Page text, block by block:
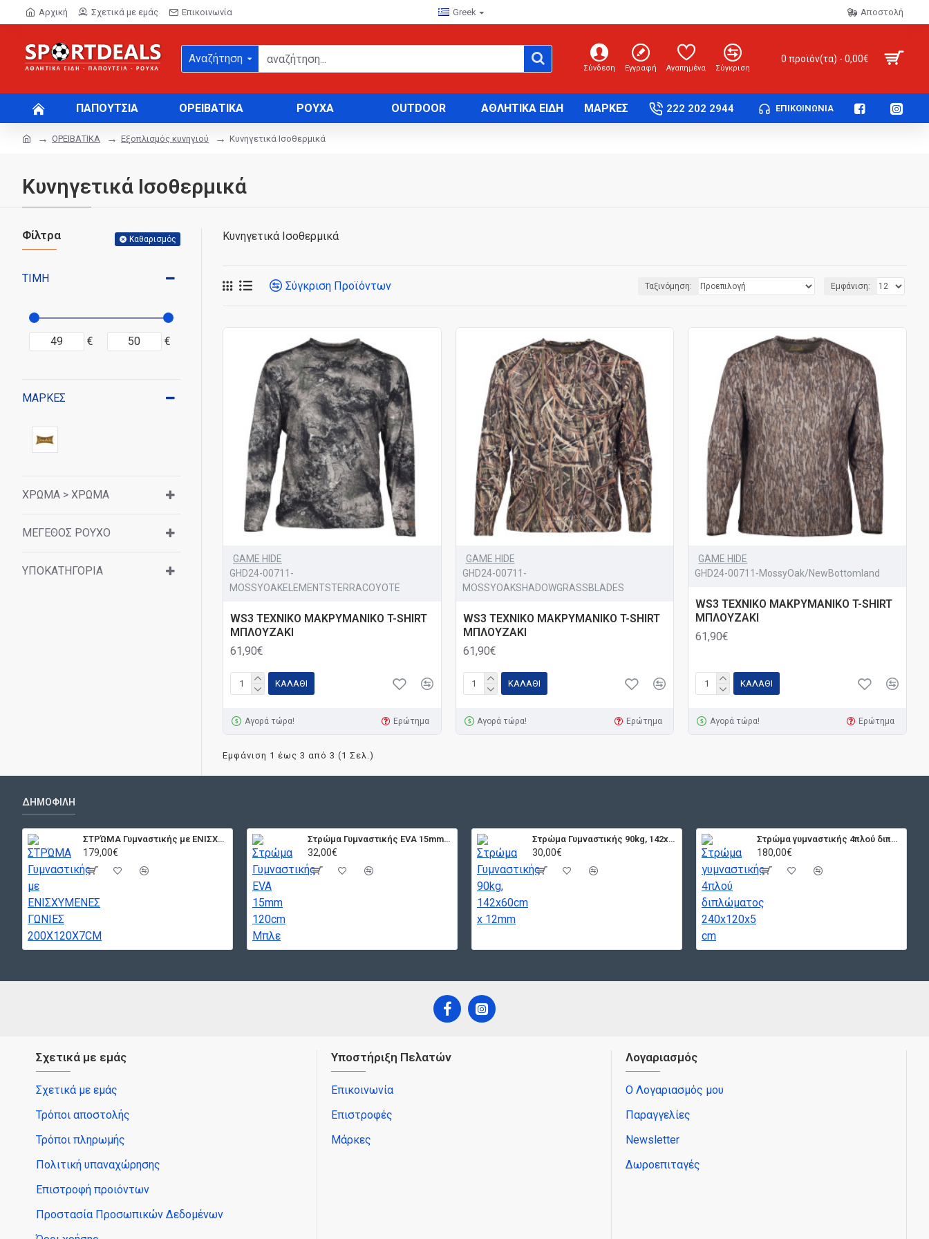
Αρχική Σχετικά με εμάς Επικοινωνία Greek Αποστολή
Αναζήτηση
Σύνδεση Εγγραφή Αγαπημένα Σύγκριση
0 προϊόν(τα) - 0,00€
ΠΑΠΟΥΤΣΙΑ ΟΡΕΙΒΑΤΙΚΑ ΡΟΥΧΑ OUTDOOR ΑΘΛΗΤΙΚΑ ΕΙΔΗ ΜΑΡΚΕΣ 222 202 2944 ΕΠΙΚΟΙΝΩΝΊΑ
ΟΡΕΙΒΑΤΙΚΑ Εξοπλισμός κυνηγιού Κυνηγετικά Ισοθερμικά
Κυνηγετικά Ισοθερμικά
Φίλτρα Καθαρισμός
ΤΙΜΉ
€ €
ΜΆΡΚΕΣ
ΧΡΏΜΑ > ΧΡΏΜΑ
ΜΈΓΕΘΟΣ ΡΟΎΧΟ
ΥΠΟΚΑΤΗΓΟΡΊΑ
Κυνηγετικά Ισοθερμικά
Σύγκριση Προϊόντων Ταξινόμηση: Εμφάνιση:
GAME HIDE
GHD24-00711-
MOSSYOAKELEMENTSTERRACOYOTE
WS3 ΤΕΧΝΙΚΟ ΜΑΚΡΥΜΑΝΙΚΟ T-SHIRT
ΜΠΛΟΥΖΑΚΙ
61,90€
ΚΑΛΆΘΙ
Αγορά τώρα! Ερώτημα
GAME HIDE
GHD24-00711-
MOSSYOAKSHADOWGRASSBLADES
WS3 ΤΕΧΝΙΚΟ ΜΑΚΡΥΜΑΝΙΚΟ T-SHIRT
ΜΠΛΟΥΖΑΚΙ
61,90€
ΚΑΛΆΘΙ
Αγορά τώρα! Ερώτημα
GAME HIDE
GHD24-00711-MossyOak/NewBottomland
WS3 ΤΕΧΝΙΚΟ ΜΑΚΡΥΜΑΝΙΚΟ T-SHIRT
ΜΠΛΟΥΖΑΚΙ
61,90€
ΚΑΛΆΘΙ
Αγορά τώρα! Ερώτημα
Εμφάνιση 1 έως 3 από 3 (1 Σελ.)
ΔΗΜΟΦΙΛΉ
ΣΤΡΏΜΑ Γυμναστικής με ΕΝΙΣΧΥΜΕΝΕΣ ΓΩΝΙΕΣ 200X120X7CM
179,00€
Στρώμα Γυμναστικής EVA 15mm 120cm Μπλε
32,00€
Στρώμα Γυμναστικής 90kg, 142x60cm x 12mm
30,00€
Στρώμα γυμναστικής 4πλού διπλώματος 240x120x5 cm
180,00€
Σχετικά με εμάς
Σχετικά με εμάς
Τρόποι αποστολής
Τρόποι πληρωμής
Πολιτική υπαναχώρησης
Επιστροφή προιόντων
Προστασία Προσωπικών Δεδομένων
Υποστήριξη Πελατών
Επικοινωνία
Επιστροφές
Μάρκες
Λογαριασμός
Ο Λογαριασμός μου
Παραγγελίες
Newsletter
Δωροεπιταγές